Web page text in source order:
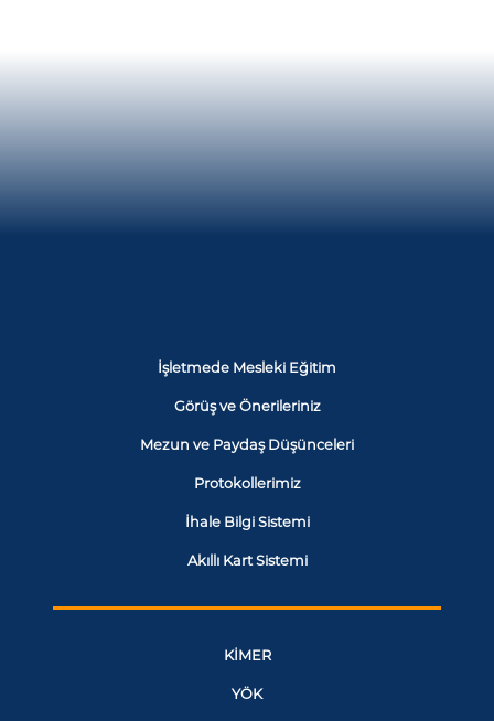
İşletmede Mesleki Eğitim
Görüş ve Önerileriniz
Mezun ve Paydaş Düşünceleri
Protokollerimiz
İhale Bilgi Sistemi
Akıllı Kart Sistemi
KİMER
YÖK